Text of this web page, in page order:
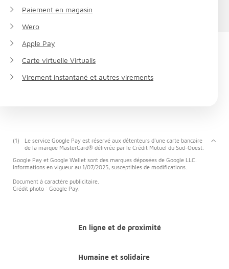
Paiement en magasin
Wero
Apple Pay
Carte virtuelle Virtualis
Virement instantané et autres virements
(1)
Le service Google Pay est réservé aux détenteurs d'une carte bancaire
de la marque MasterCard® délivrée par le Crédit Mutuel du Sud-Ouest.
Google Pay et Google Wallet sont des marques déposées de Google LLC.
Informations en vigueur au 1/07/2025, susceptibles de modifications.
Document à caractère publicitaire.
Crédit photo : Google Pay.
En ligne et de proximité
Humaine et solidaire